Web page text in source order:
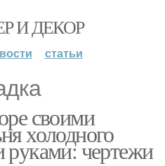
И ДЕКОР
статьи
своими
холодного
руками: чертежи